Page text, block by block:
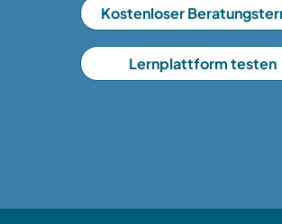
Kostenloser
Lernplattform testen